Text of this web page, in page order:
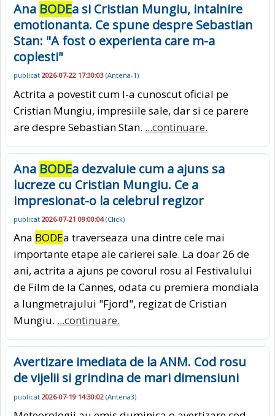
Ana BODEa si Cristian Mungiu, intalnire
emotionanta. Ce spune despre Sebastian
Stan: "A fost o experienta care m-a
coplesti"
publicat 2026-07-22 17:30:03 (Antena-1)
Actrita a povestit cum l-a cunoscut oficial pe
Cristian Mungiu, impresiile sale, dar si ce parere
are despre Sebastian Stan. ...continuare.
Ana BODEa dezvaluie cum a ajuns sa
lucreze cu Cristian Mungiu. Ce a
impresionat-o la celebrul regizor
publicat 2026-07-21 09:00:04(Click)
Ana BODEa traverseaza una dintre cele mai
importante etape ale carierei sale. La doar 26 de
ani, actrita a ajuns pe covorul rosu al Festivalului
de Film de la Cannes, odata cu premiera mondiala
a lungmetrajului "Fjord", regizat de Cristian
Mungiu. ...continuare.
Avertizare imediata de la ANM. Cod rosu
de vijelii si grindina de mari dimensiuni
publicat 2026-07-19 14:30:02 (Antena3)